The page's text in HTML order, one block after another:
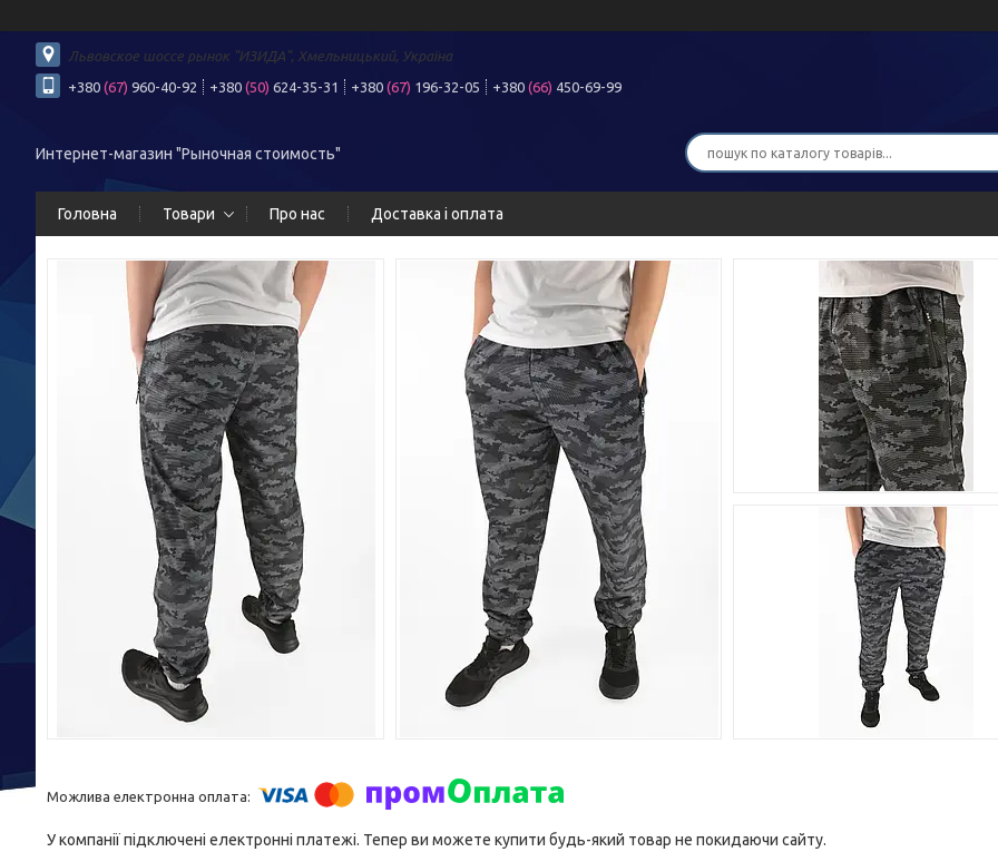
Львовское шоссе рынок "ИЗИДА", Хмельницький, Україна
+380 (67) 960-40-92 +380 (50) 624-35-31 +380 (67) 196-32-05 +380 (66) 450-69-99
Интернет-магазин "Рыночная стоимость"
Головна Товари Про нас Доставка і оплата
У компанії підключені електронні платежі. Тепер ви можете купити будь-який товар не покидаючи сайту.